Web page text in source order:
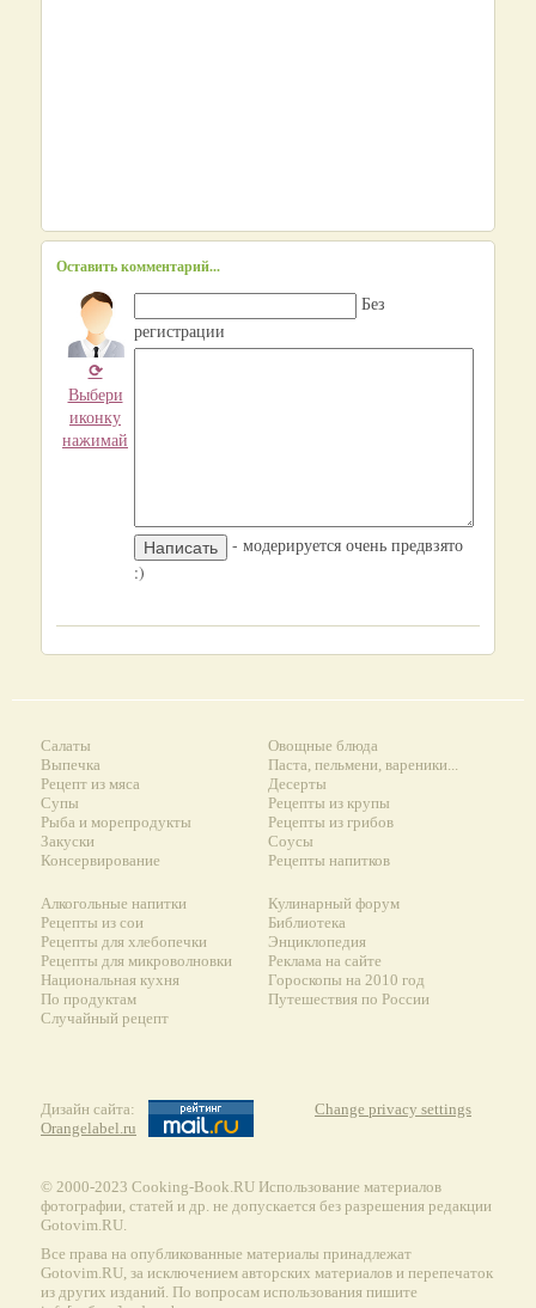
Оставить комментарий...
⟳
Выбери
иконку
нажимай
Без
регистрации
- модерируется очень предвзято
:)
Салаты
Выпечка
Рецепт из мяса
Супы
Рыба и морепродукты
Закуски
Консервирование
Овощные блюда
Паста, пельмени, вареники...
Десерты
Рецепты из крупы
Рецепты из грибов
Соусы
Рецепты напитков
Алкогольные напитки
Рецепты из сои
Рецепты для хлебопечки
Рецепты для микроволновки
Национальная кухня
По продуктам
Случайный рецепт
Кулинарный форум
Библиотека
Энциклопедия
Реклама на сайте
Гороскопы на 2010 год
Путешествия по России
Дизайн сайта:
Orangelabel.ru
Change privacy settings
© 2000-2023 Сooking-Book.RU Использование материалов
фотографии, статей и др. не допускается без разрешения редакции
Gotovim.RU.
Все права на опубликованные материалы принадлежат
Gotovim.RU, за исключением авторских материалов и перепечаток
из других изданий. По вопросам использования пишите